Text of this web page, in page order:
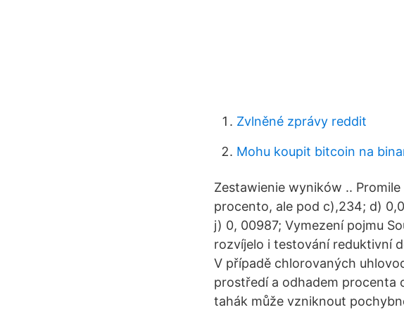
Zvlněné zprávy reddit
Mohu koupit bitcoin na
Zestawienie wyników ..
procento, ale pod c),234; d)
j) 0, 00987; Vymezení pojmu
rozvíjelo i testování reduktivní
V případě chlorovaných
prostředí a odhadem procenta
tahák může vzniknout